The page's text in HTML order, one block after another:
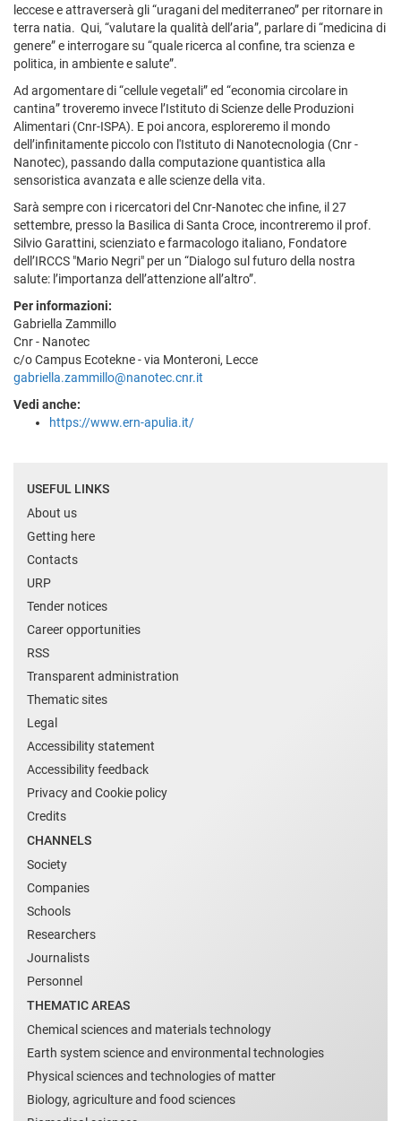
leccese e attraverserà gli “uragani del mediterraneo” per ritornare in
terra natia. Qui, “valutare la qualità dell’aria”, parlare di “medicina di
genere” e interrogare su “quale ricerca al confine, tra scienza e
politica, in ambiente e salute”.
Ad argomentare di “cellule vegetali” ed “economia circolare in
cantina” troveremo invece l’Istituto di Scienze delle Produzioni
Alimentari (Cnr-ISPA). E poi ancora, esploreremo il mondo
dell’infinitamente piccolo con l'Istituto di Nanotecnologia (Cnr -
Nanotec), passando dalla computazione quantistica alla
sensoristica avanzata e alle scienze della vita.
Sarà sempre con i ricercatori del Cnr-Nanotec che infine, il 27
settembre, presso la Basilica di Santa Croce, incontreremo il prof.
Silvio Garattini, scienziato e farmacologo italiano, Fondatore
dell’IRCCS "Mario Negri" per un “Dialogo sul futuro della nostra
salute: l’importanza dell’attenzione all’altro”.
Per informazioni:
Gabriella Zammillo
Cnr - Nanotec
c/o Campus Ecotekne - via Monteroni, Lecce
gabriella.zammillo@nanotec.cnr.it
Vedi anche:
https://www.ern-apulia.it/
USEFUL LINKS
About us
Getting here
Contacts
URP
Tender notices
Career opportunities
RSS
Transparent administration
Thematic sites
Legal
Accessibility statement
Accessibility feedback
Privacy and Cookie policy
Credits
CHANNELS
Society
Companies
Schools
Researchers
Journalists
Personnel
THEMATIC AREAS
Chemical sciences and materials technology
Earth system science and environmental technologies
Physical sciences and technologies of matter
Biology, agriculture and food sciences